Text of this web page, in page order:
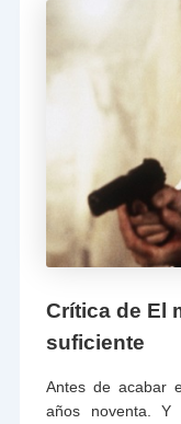
Crítica de El
suficiente
Antes de acabar
años noventa. Y